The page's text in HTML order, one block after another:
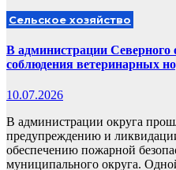
Сельское хозяйство
В администрации Северного
соблюдения ветеринарных
10.07.2026
В администрации округа
предупреждению и
обеспечению пожарной
муниципального округа.